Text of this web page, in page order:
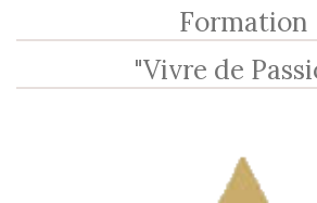
Formation
"Vivre de